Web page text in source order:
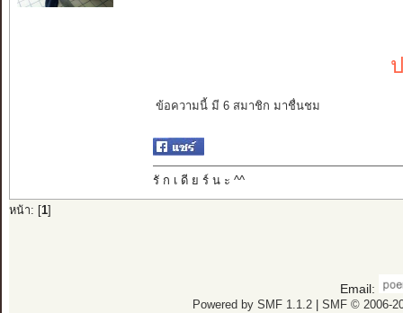
ข้อความนี้ มี 6 สมาชิก มาชื่นชม
รั ก เ ดี ย ร์ น ะ ^^
หน้า: [ 1]
Email:
Powered by SMF 1.1.2| SMF © 2006-